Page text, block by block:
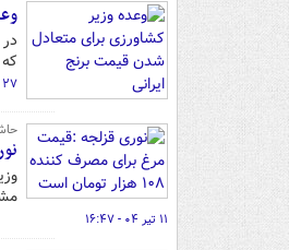
۲۷ تیر ۰۴ - ۱۴:۲۲
۱۱ تیر ۰۴ - ۱۶:۴۷